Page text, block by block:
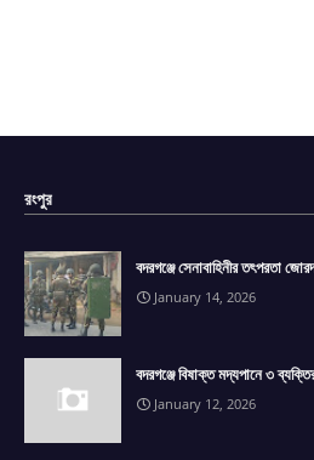
রংপুর
বদরগঞ্জে সেনাবাহিনীর তৎপরতা
January 14, 2026
বদরগঞ্জে বিষাক্ত মদ্যপানে ৩
January 12, 2026